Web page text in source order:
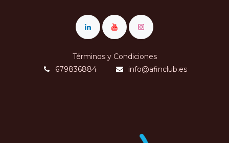
Términos y Condiciones
679836884
info@afinclub.es